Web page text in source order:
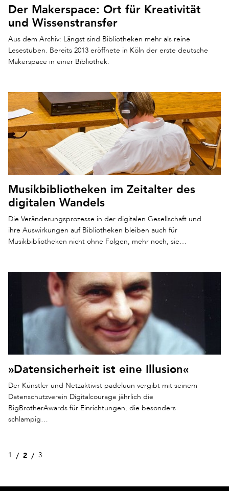
Der Makerspace: Ort für Kreativität
und Wissenstransfer
Aus dem Archiv: Längst sind Bibliotheken mehr als reine
Lesestuben. Bereits 2013 eröffnete in Köln der erste deutsche
Makerspace in einer Bibliothek.
Musikbibliotheken im Zeitalter des
digitalen Wandels
Die Veränderungsprozesse in der digitalen Gesellschaft und
ihre Auswirkungen auf Bibliotheken bleiben auch für
Musikbibliotheken nicht ohne Folgen, mehr noch, sie…
»Datensicherheit ist eine Illusion«
Der Künstler und Netzaktivist padeluun vergibt mit seinem
Datenschutzverein Digitalcourage jährlich die
BigBrotherAwards für Einrichtungen, die besonders
schlampig…
1 2 3